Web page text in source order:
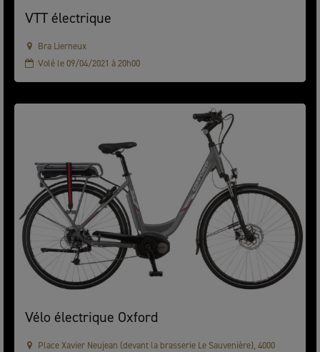
VTT électrique
Bra Lierneux
Volé le 09/04/2021 à 20h00
Vélo électrique Oxford
Place Xavier Neujean (devant la brasserie Le Sauvenière), 4000